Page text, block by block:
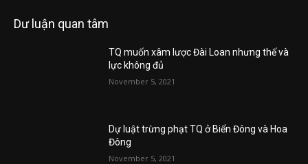
Dư luận quan tâm
TQ muốn xâm lược Đài Loan nhưng thế và
lực không đủ
November 5, 2021
Dự luật trừng phạt TQ ở Biển Đông và Hoa
Đông
November 5, 2021